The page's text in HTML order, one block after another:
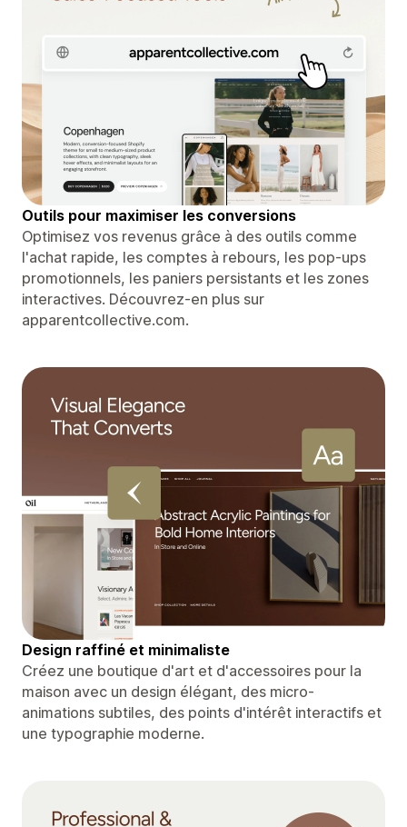
Outils pour maximiser les conversions
Optimisez vos revenus grâce à des outils comme
l'achat rapide, les comptes à rebours, les pop-ups
promotionnels, les paniers persistants et les zones
interactives. Découvrez-en plus sur
apparentcollective.com.
Design raffiné et minimaliste
Créez une boutique d'art et d'accessoires pour la
maison avec un design élégant, des micro-
animations subtiles, des points d'intérêt interactifs et
une typographie moderne.